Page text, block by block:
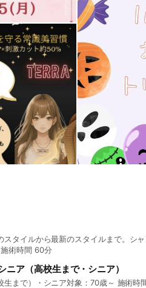
スタイルから最新のスタイルまで。シ
術時間 60分
ニア（高校生まで・シニア）
生まで）・シニア対象：70歳～ 施術時